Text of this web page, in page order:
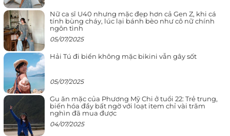
Nữ ca sĩ U40 nhưng mặc đẹp hơn cả Gen Z, khi cá
tính bùng cháy, lúc lại bánh bèo như cô nữ chính
ngôn tình
05/07/2025
Hải Tú đi biển không mặc bikini vẫn gây sốt
05/07/2025
Gu ăn mặc của Phương Mỹ Chi ở tuổi 22: Trẻ trung,
biến hóa đầy bất ngờ với loạt item chỉ vài trăm
nghìn đã mua được
04/07/2025